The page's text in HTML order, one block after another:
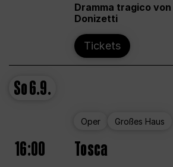
Dramma tragico
Donizetti
Tickets
So6.9.
Oper Großes Haus
16:00 Tosca